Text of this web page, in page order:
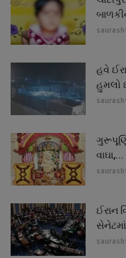
હવે
હુમલો
વાઘા,...
ઈરાન
સેનેટમાં